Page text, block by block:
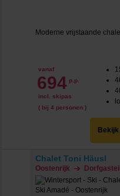
Moderne vrijstaande
vanaf
694 p.p.
incl. skipas
( bij 4 personen )
Chalet Toni Häusl
Oostenrijk